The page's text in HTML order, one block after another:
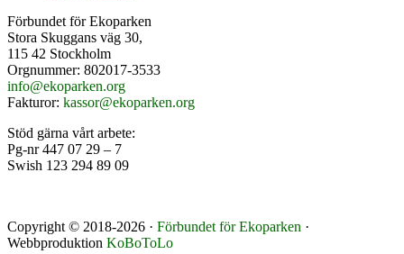
Footer
Förbundet för Ekoparken
Stora Skuggans väg 30,
115 42 Stockholm
Orgnummer: 802017-3533
info@ekoparken.org
Fakturor: kassor@ekoparken.org
Stöd gärna vårt arbete:
Pg-nr 447 07 29 – 7
Swish 123 294 89 09
Copyright © 2018-2026 · Förbundet för Ekoparken ·
Webbproduktion KoBoToLo